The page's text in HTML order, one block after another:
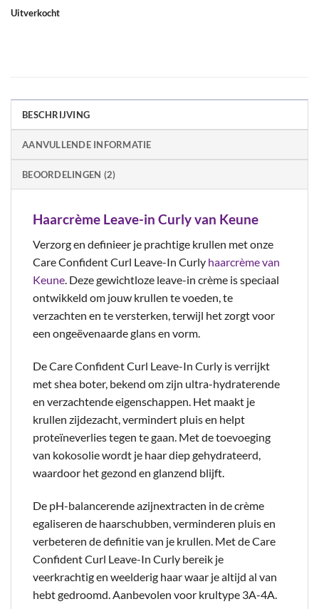
Uitverkocht
BESCHRIJVING
AANVULLENDE INFORMATIE
BEOORDELINGEN (2)
Haarcrème Leave-in Curly van Keune
Verzorg en definieer je prachtige krullen met onze
Care Confident Curl Leave-In Curly haarcrème van
Keune. Deze gewichtloze leave-in crème is speciaal
ontwikkeld om jouw krullen te voeden, te
verzachten en te versterken, terwijl het zorgt voor
een ongeëvenaarde glans en vorm.
De Care Confident Curl Leave-In Curly is verrijkt
met shea boter, bekend om zijn ultra-hydraterende
en verzachtende eigenschappen. Het maakt je
krullen zijdezacht, vermindert pluis en helpt
proteïneverlies tegen te gaan. Met de toevoeging
van kokosolie wordt je haar diep gehydrateerd,
waardoor het gezond en glanzend blijft.
De pH-balancerende azijnextracten in de crème
egaliseren de haarschubben, verminderen pluis en
verbeteren de definitie van je krullen. Met de Care
Confident Curl Leave-In Curly bereik je
veerkrachtig en weelderig haar waar je altijd al van
hebt gedroomd. Aanbevolen voor krultype 3A-4A.